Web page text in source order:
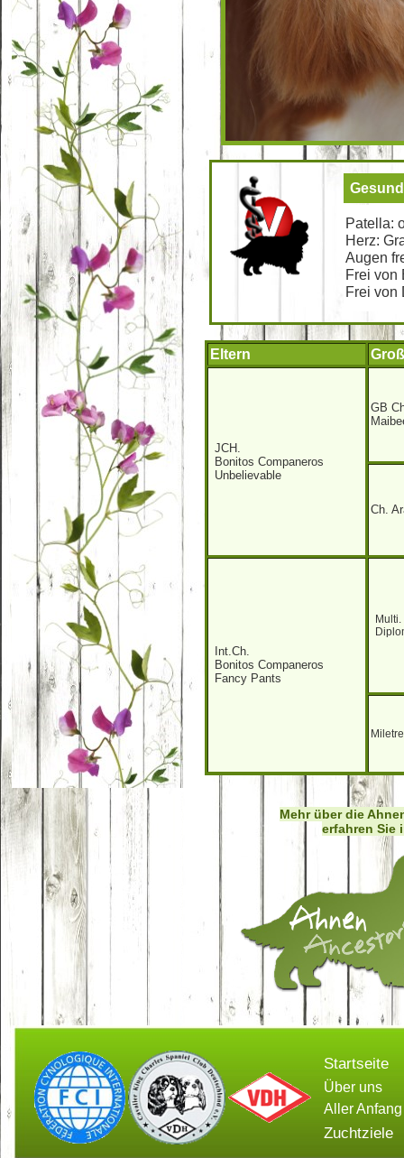
Patella:
Herz:
Augen
Frei von
Frei von
Eltern
JCH.
Bonitos Companeros
Unbelievable
GB
Ch.
Int.Ch.
Bonitos Companeros
Fancy Pants
Mehr über die
erfahren Sie
Startseite
Über uns
Aller Anfang
Zuchtziele